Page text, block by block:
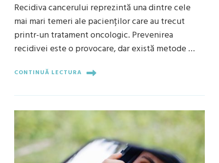
Recidiva cancerului reprezintă una dintre cele
mai mari temeri ale pacienților care au trecut
printr-un tratament oncologic. Prevenirea
recidivei este o provocare, dar există metode …
CONTINUĂ LECTURA